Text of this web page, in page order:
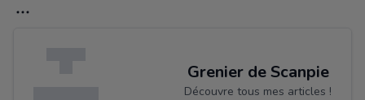
Grenier de Scanpie
Découvre tous mes articles !